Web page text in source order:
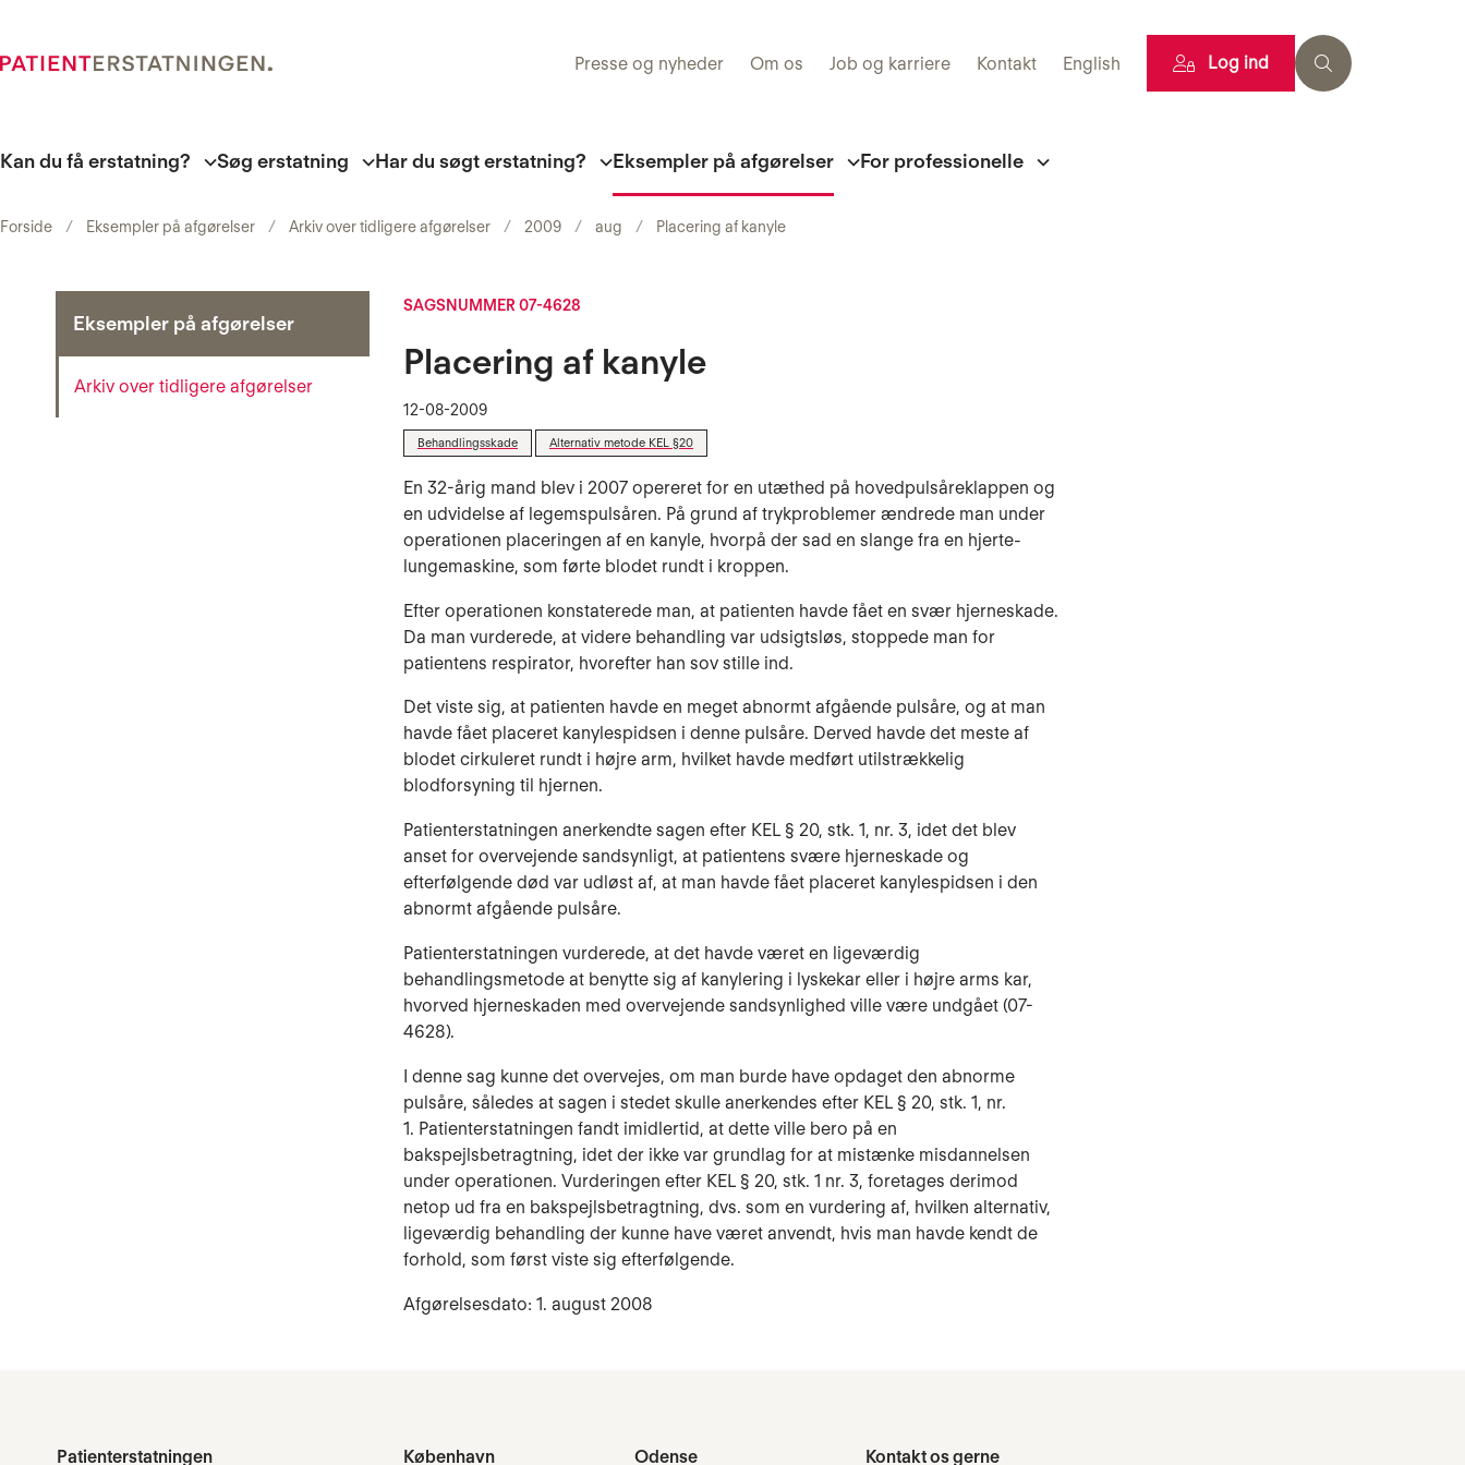
Presse og nyheder Om os Job og karriere Kontakt English Log ind
Kan du få erstatning? Søg erstatning Har du søgt erstatning? Eksempler på afgørelser For professionelle
Forside Eksempler på afgørelser Arkiv over tidligere afgørelser 2009 aug Placering af kanyle
Eksempler på afgørelser
Arkiv over tidligere afgørelser
SAGSNUMMER 07-4628
Placering af kanyle
12-08-2009
Behandlingsskade Alternativ metode KEL §20
En 32-årig mand blev i 2007 opereret for en utæthed på hovedpulsåreklappen og
en udvidelse af legemspulsåren. På grund af trykproblemer ændrede man under
operationen placeringen af en kanyle, hvorpå der sad en slange fra en hjerte-
lungemaskine, som førte blodet rundt i kroppen.
Efter operationen konstaterede man, at patienten havde fået en svær hjerneskade.
Da man vurderede, at videre behandling var udsigtsløs, stoppede man for
patientens respirator, hvorefter han sov stille ind.
Det viste sig, at patienten havde en meget abnormt afgående pulsåre, og at man
havde fået placeret kanylespidsen i denne pulsåre. Derved havde det meste af
blodet cirkuleret rundt i højre arm, hvilket havde medført utilstrækkelig
blodforsyning til hjernen.
Patienterstatningen anerkendte sagen efter KEL § 20, stk. 1, nr. 3, idet det blev
anset for overvejende sandsynligt, at patientens svære hjerneskade og
efterfølgende død var udløst af, at man havde fået placeret kanylespidsen i den
abnormt afgående pulsåre.
Patienterstatningen vurderede, at det havde været en ligeværdig
behandlingsmetode at benytte sig af kanylering i lyskekar eller i højre arms kar,
hvorved hjerneskaden med overvejende sandsynlighed ville være undgået (07-
4628).
I denne sag kunne det overvejes, om man burde have opdaget den abnorme
pulsåre, således at sagen i stedet skulle anerkendes efter KEL § 20, stk. 1, nr.
1. Patienterstatningen fandt imidlertid, at dette ville bero på en
bakspejlsbetragtning, idet der ikke var grundlag for at mistænke misdannelsen
under operationen. Vurderingen efter KEL § 20, stk. 1 nr. 3, foretages derimod
netop ud fra en bakspejlsbetragtning, dvs. som en vurdering af, hvilken alternativ,
ligeværdig behandling der kunne have været anvendt, hvis man havde kendt de
forhold, som først viste sig efterfølgende.
Afgørelsesdato: 1. august 2008
Patienterstatningen København Odense Kontakt os gerne